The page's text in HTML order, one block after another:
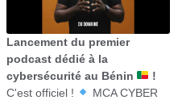
Lancement du premier
podcast dédié à la
cybersécurité au Bénin
!
C'est officiel !
MCA CYBER